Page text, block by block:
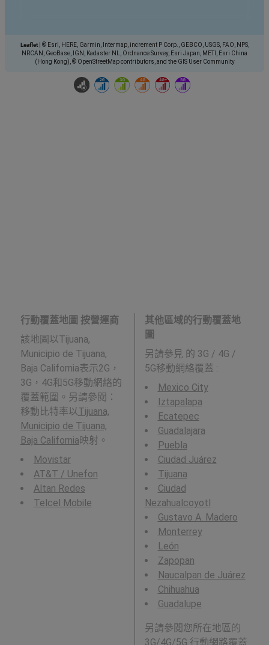
Leaflet
© Esri, HERE, Garmin, Intermap, increment P Corp., GEBCO, USGS, FAO, NPS,
NRCAN, GeoBase, IGN, Kadaster NL, Ordnance Survey, Esri Japan, METI, Esri China
(Hong Kong), © OpenStreetMap contributors, and the GIS User Community
行動覆蓋地圖 按營運商
該地圖以Tijuana,
Municipio de Tijuana,
Baja California表示2G，
3G，4G和5G移動網絡的
覆蓋範圍。另請參閱：
移動比特率以Tijuana,
Municipio de Tijuana,
Baja California映射。
Movistar
AT&T / Unefon
Altan Redes
Telcel Mobile
其他區域的行動覆蓋地
圖
另請參見 的 3G / 4G /
5G移動網絡覆蓋 :
Mexico City
Iztapalapa
Ecatepec
Guadalajara
Puebla
Ciudad Juárez
Tijuana
Ciudad
Nezahualcoyotl
Gustavo A. Madero
Monterrey
León
Zapopan
Naucalpan de Juárez
Chihuahua
Guadalupe
另請參閱您所在地區的
3G/4G/5G 行動網路覆蓋